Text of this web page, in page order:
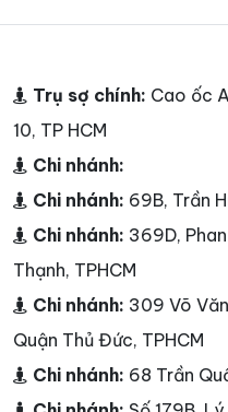
Trụ sợ chính: Cao ốc
10, TP HCM
Chi nhánh:
Chi nhánh: 69B, Trần
Chi nhánh: 369D,
Thạnh, TPHCM
Chi nhánh: 309 Võ
Quận Thủ Đức, TPHCM
Chi nhánh: 68 Trần